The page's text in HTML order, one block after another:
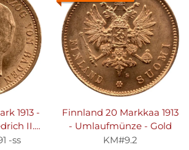
1913 -
II. -
-ss
Finnland 20 Markkaa 1913
- Umlaufmünze - Gold
KM#9.2